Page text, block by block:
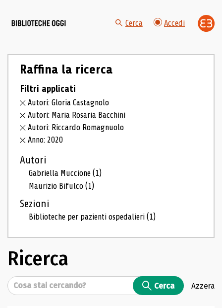
Cerca Accedi
Raffina la ricerca
Filtri applicati
Autori: Gloria Castagnolo
Autori: Maria Rosaria Bacchini
Autori: Riccardo Romagnuolo
Anno: 2020
Autori
Gabriella Muccione(1)
Maurizio Bifulco(1)
Sezioni
Biblioteche per pazienti ospedalieri(1)
Ricerca
Cerca Cerca Azzera